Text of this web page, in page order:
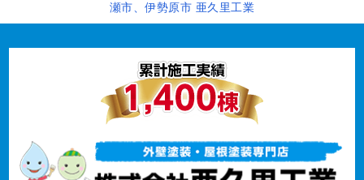
瀬市、伊勢原市 亜久里工業